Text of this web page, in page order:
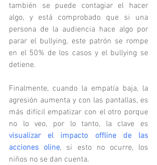
también se puede contagiar el hacer
algo, y está comprobado que si una
persona de la audiencia hace algo por
parar el bullying, este patrón se rompe
en el 50% de los casos y el bullying se
detiene.
Finalmente, cuando la empatía baja, la
agresión aumenta y con las pantallas, es
más difícil empatizar con el otro porque
visualizar el impacto offline de las
acciones oline, si esto no ocurre, los
niños no se dan cuenta.